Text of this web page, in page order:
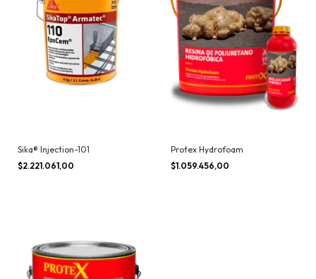
Sika® Injection-101
$2.221.061,00
Protex Hydrofoam
$1.059.456,00